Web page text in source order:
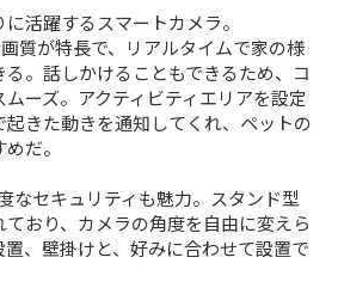
活躍するスマートカメラ。
質が特長で、リアルタイムで家の様
。話しかけることもできるため、コ
ーズ。アクティビティエリアを設定
きた動きを通知してくれ、ペットの
だ。
なセキュリティも魅力。スタンド型
おり、カメラの角度を自由に変えら
、壁掛けと、好みに合わせて設置で